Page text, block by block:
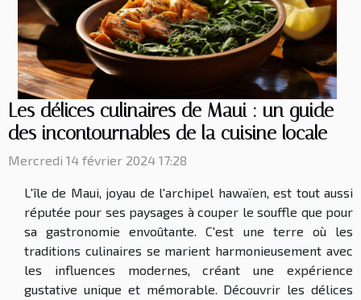
Les délices culinaires de Maui : un guide
des incontournables de la cuisine locale
Mercredi 14 février 2024 17:28
L'île de Maui, joyau de l'archipel hawaïen, est tout aussi
réputée pour ses paysages à couper le souffle que pour
sa gastronomie envoûtante. C'est une terre où les
traditions culinaires se marient harmonieusement avec
les influences modernes, créant une expérience
gustative unique et mémorable. Découvrir les délices